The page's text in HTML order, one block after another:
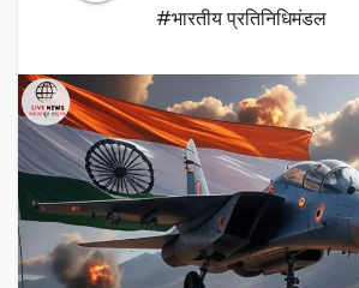
#भारतीय प्रतिनिधिमंडल